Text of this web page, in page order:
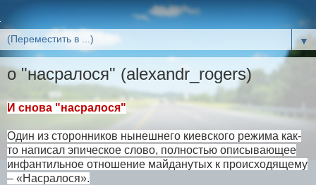
▼
о "насралося" (alexandr_rogers)
И снова "насралося"
Один из сторонников нынешнего киевского режима как-
то написал эпическое слово, полностью описывающее
инфантильное отношение майданутых к происходящему
– «Насралося».